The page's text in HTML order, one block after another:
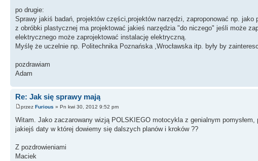
po drugie:
Sprawy jakiś badań, projektów części,projektów narzędzi, zaproponować np.
z obróbki plastycznej ma projektować jakieś narzędzia "do niczego" jeśli może
elektrycznego może zaprojektować instalację elektryczną.
Myślę że uczelnie np. Politechnika Poznańska ,Wrocławska itp. były by
pozdrawiam
Adam
Re: Jak się sprawy mają
przez Furious » Pn kwi 30, 2012 9:52 pm
Witam. Jako zaczarowany wizją POLSKIEGO motocykla z genialnym
jakiejś daty w której dowiemy się dalszych planów i kroków ??
Z pozdrowieniami
Maciek